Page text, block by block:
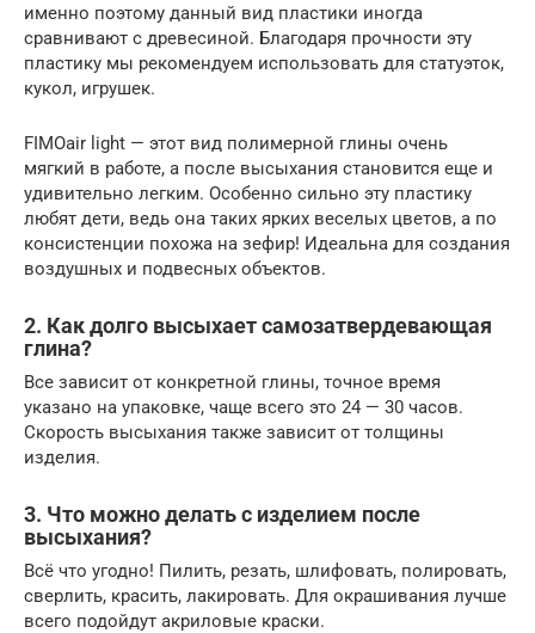
именно поэтому данный вид пластики иногда
сравнивают с древесиной. Благодаря прочности эту
пластику мы рекомендуем использовать для статуэток,
кукол, игрушек.
FIMOair light — этот вид полимерной глины очень
мягкий в работе, а после высыхания становится еще и
удивительно легким. Особенно сильно эту пластику
любят дети, ведь она таких ярких веселых цветов, а по
консистенции похожа на зефир! Идеальна для создания
воздушных и подвесных объектов.
2. Как долго высыхает самозатвердевающая
глина?
Все зависит от конкретной глины, точное время
указано на упаковке, чаще всего это 24 — 30 часов.
Скорость высыхания также зависит от толщины
изделия.
3. Что можно делать с изделием после
высыхания?
Всё что угодно! Пилить, резать, шлифовать, полировать,
сверлить, красить, лакировать. Для окрашивания лучше
всего подойдут акриловые краски.